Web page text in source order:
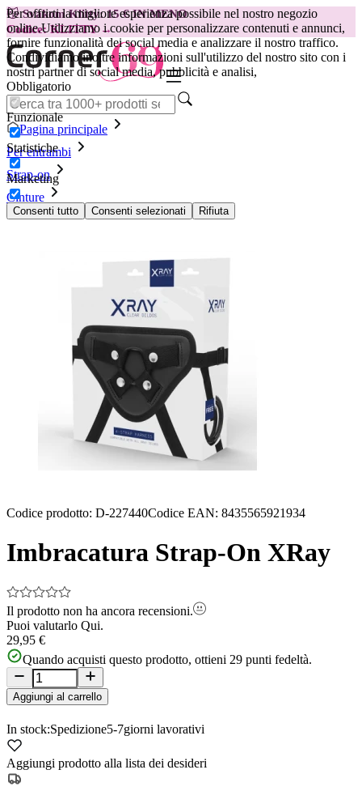
Per offrirti la migliore esperienza possibile nel nostro negozio
online.Utilizziamo i cookie per personalizzare contenuti e annunci,
fornire funzionalità dei social media e analizzare il nostro traffico.
Condividiamo inoltre informazioni sull'utilizzo del nostro sito con i
nostri partner di social media, pubblicità e analisi,
Obbligatorio
Funzionale
Statistiche
Marketing
Consenti tutto Consenti selezionati Rifiuta
😽Svakom Klitty: 15 € IN MENO
Codice: KLITTY →
Pagina principale
Per entrambi
Strap-on
Cinture
Imbracatura Strap-On XRay
Codice prodotto: D-227440Codice EAN: 8435565921934
Imbracatura Strap-On XRay
Il prodotto non ha ancora recensioni.
Puoi valutarlo Qui.
29,95 €
Quando acquisti questo prodotto, ottieni 29 punti fedeltà.
Aggiungi al carrello
In stock:Spedizione5-7giorni lavorativi
Aggiungi prodotto alla lista dei desideri